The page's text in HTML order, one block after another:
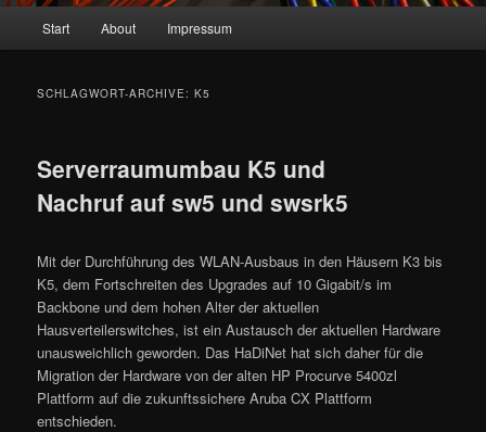
Start About Impressum
SCHLAGWORT-ARCHIVE:K5
Serverraumumbau K5 und
Nachruf auf sw5 und swsrk5
Mit der Durchführung des WLAN-Ausbaus in den Häusern K3 bis
K5, dem Fortschreiten des Upgrades auf 10 Gigabit/s im
Backbone und dem hohen Alter der aktuellen
Hausverteilerswitches, ist ein Austausch der aktuellen Hardware
unausweichlich geworden. Das HaDiNet hat sich daher für die
Migration der Hardware von der alten HP Procurve 5400zl
Plattform auf die zukunftssichere Aruba CX Plattform
entschieden.